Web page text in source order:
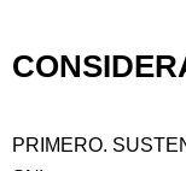
PRIMERO.